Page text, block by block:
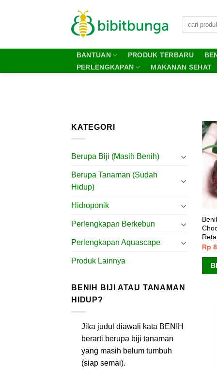
BANTUAN PRODUK TERBARU
PERLENGKAPAN
MAKANAN SEHAT
KATEGORI
Berupa Biji (Masih Benih)
Berupa Tanaman (Sudah
Hidup)
Hidroponik
Perlengkapan Berkebun
Perlengkapan Aquascape
Produk Lainnya
BENIH BIJI ATAU TANAMAN
HIDUP?
Jika judul diawali kata BENIH
berarti berupa biji tanaman
yang masih belum tumbuh
(siap semai).
Rp